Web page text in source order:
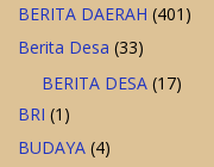
BERITA DAERAH (401)
Berita Desa (33)
BERITA DESA (17)
BRI (1)
BUDAYA (4)